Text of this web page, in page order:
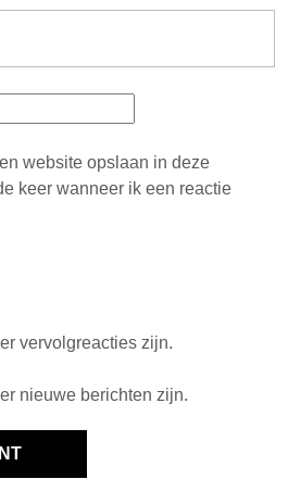
website opslaan in deze
keer wanneer ik een reactie
vervolgreacties zijn.
nieuwe berichten zijn.